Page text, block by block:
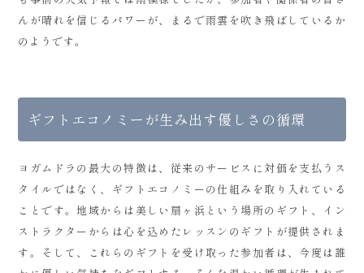
んが晴れを信じるパワーが、まるで雨雲を吹き飛ばしているか
のようです。
ギフトエコノミーが生み出す優しさの循環
ヨガムドラの最大の特徴は、従来のサービスに対価を支払うス
タイルではなく、ギフトエコノミーの仕組みを取り入れている
ことです。地域からは美しい扇ヶ浜という場所のギフト、イン
ストラクターからは心を込めたレッスンのギフトが提供されま
す。そして、これらのギフトを受け取った参加者は、今度は誰